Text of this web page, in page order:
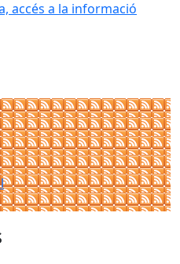
accés a la informació